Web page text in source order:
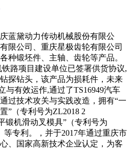
黛动力传动机械股份有限公
限公司、重庆星极齿轮有限公司
种锻坯件、主轴、齿轮等产品。
路项目建设单位已签署供货协议,
探钻头，该产品为损耗件，未来
效运作,通过了TS16949汽车
过技术攻关与实践改造，拥有“一
”（专利号为ZL2018 2
锻机滑动叉模具”（专利号为
等专利。，并于2017年通过重庆市
、国家高新技术企业认定，为客